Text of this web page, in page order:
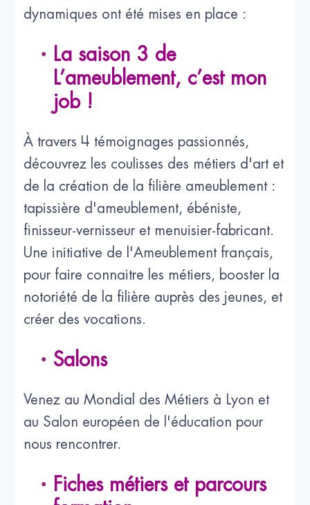
dynamiques ont été mises en place :
La saison 3 de
L’ameublement, c’est mon
job !
À travers 4 témoignages passionnés,
découvrez les coulisses des métiers d'art et
de la création de la filière ameublement :
tapissière d'ameublement, ébéniste,
finisseur-vernisseur et menuisier-fabricant.
Une initiative de l'Ameublement français,
pour faire connaitre les métiers, booster la
notoriété de la filière auprès des jeunes, et
créer des vocations.
Salons
Venez au Mondial des Métiers à Lyon et
au Salon européen de l'éducation pour
nous rencontrer.
Fiches métiers et parcours